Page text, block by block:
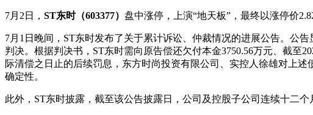
7月2日， ST东时（603377） 盘中涨停，上演“地天板”，最终以涨停价
7月1日晚间，ST东时发布了关于累计诉讼、仲裁情况的进展公告。公
判决。根据判决书，ST东时需向原告偿还欠付本金3750.56万元、截至
际清偿之日止的后续罚息，东方时尚投资有限公司、实控人徐雄对上
确定性。
此外，ST东时披露，截至该公告披露日，公司及控股子公司连续十二